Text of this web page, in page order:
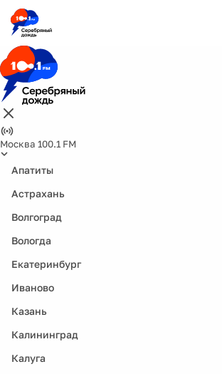
Москва 100.1 FM
Апатиты
Астрахань
Волгоград
Вологда
Екатеринбург
Иваново
Казань
Калининград
Калуга